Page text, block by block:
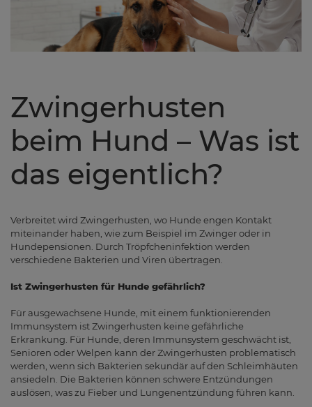
Zwingerhusten
beim Hund – Was ist
das eigentlich?
Verbreitet wird Zwingerhusten, wo Hunde engen Kontakt
miteinander haben, wie zum Beispiel im Zwinger oder in
Hundepensionen. Durch Tröpfcheninfektion werden
verschiedene Bakterien und Viren übertragen.
Ist Zwingerhusten für Hunde gefährlich?
Für ausgewachsene Hunde, mit einem funktionierenden
Immunsystem ist Zwingerhusten keine gefährliche
Erkrankung. Für Hunde, deren Immunsystem geschwächt ist,
Senioren oder Welpen kann der Zwingerhusten problematisch
werden, wenn sich Bakterien sekundär auf den Schleimhäuten
ansiedeln. Die Bakterien können schwere Entzündungen
auslösen, was zu Fieber und Lungenentzündung führen kann.